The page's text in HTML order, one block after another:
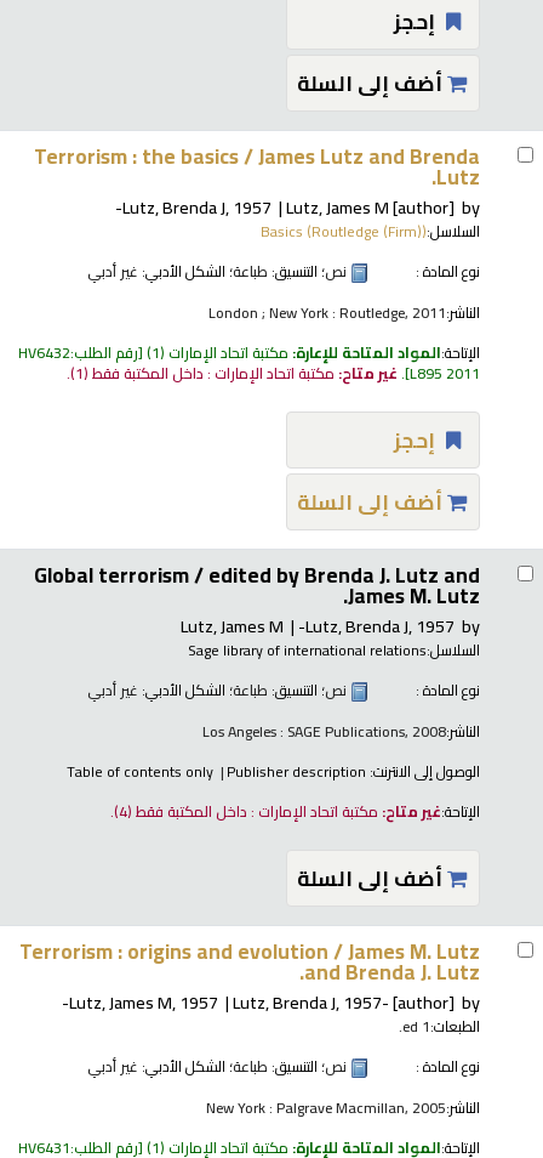
إحجز
أضف إلى السلة
Terrorism : the basics /James Lutz and Brenda
Lutz.
by
Lutz, James M[author]
Lutz, Brenda J, 1957-
السلاسل:Basics (Routledge (Firm))
نوع المادة :
نص؛ التنسيق: طباعة؛ الشكل الأدبي: غير أدبي
الناشر:London ; New York : Routledge, 2011
الإتاحة:المواد المتاحة للإعارة: مكتبة اتحاد الإمارات (1) رقم الطلب:HV6432
L895 2011
.غير متاح: مكتبة اتحاد الإمارات : داخل المكتبة فقط(1).
إحجز
أضف إلى السلة
Global terrorism /edited by Brenda J. Lutz and
James M. Lutz.
by
Lutz, Brenda J, 1957-
Lutz, James M
السلاسل:Sage library of international relations
نوع المادة :
نص؛ التنسيق: طباعة؛ الشكل الأدبي: غير أدبي
الناشر:Los Angeles : SAGE Publications, 2008
الوصول إلى الانترنت: Publisher description
Table of contents only
الإتاحة:غير متاح: مكتبة اتحاد الإمارات : داخل المكتبة فقط(4).
أضف إلى السلة
Terrorism : origins and evolution /James M. Lutz
and Brenda J. Lutz.
by
Lutz, Brenda J, 1957-[author]
Lutz, James M, 1957-
الطبعات:1 ed.
نوع المادة :
نص؛ التنسيق: طباعة؛ الشكل الأدبي: غير أدبي
الناشر:New York : Palgrave Macmillan, 2005
الإتاحة:المواد المتاحة للإعارة: مكتبة اتحاد الإمارات (1) رقم الطلب:HV6431